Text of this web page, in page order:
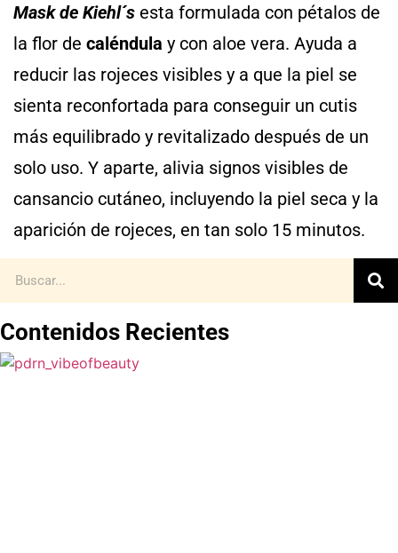
Mask de Kiehl´s esta formulada con pétalos de
la flor de caléndula y con aloe vera. Ayuda a
reducir las rojeces visibles y a que la piel se
sienta reconfortada para conseguir un cutis
más equilibrado y revitalizado después de un
solo uso. Y aparte, alivia signos visibles de
cansancio cutáneo, incluyendo la piel seca y la
aparición de rojeces, en tan solo 15 minutos.
Contenidos Recientes